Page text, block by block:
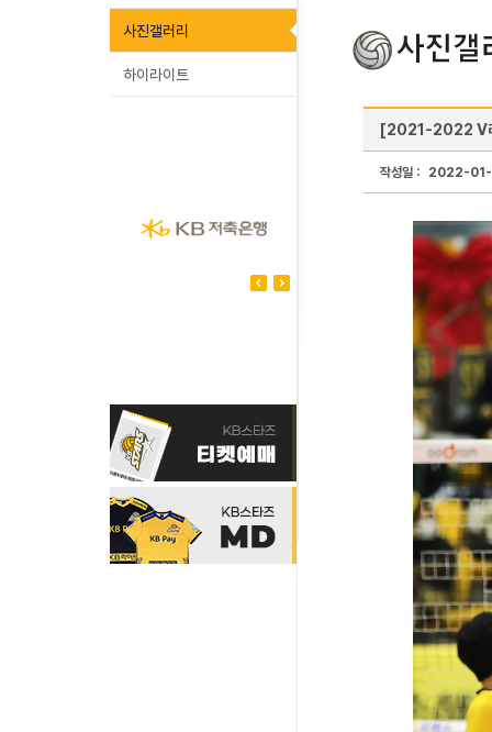
사진갤러리
하이라이트
[2021-2022 V
작성일 : 2022-